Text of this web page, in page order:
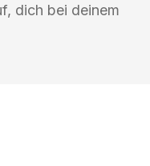
dich bei deinem